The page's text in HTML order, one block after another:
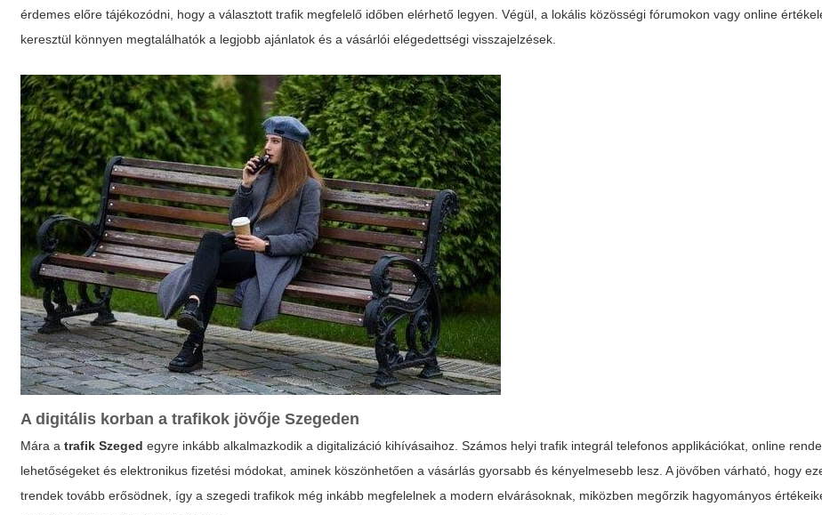
érdemes előre tájékozódni, hogy a választott trafik megfelelő időben elérhető legyen. Végül, a lokális közösségi fórumokon vagy online
keresztül könnyen megtalálhatók a legjobb ajánlatok és a vásárlói elégedettségi visszajelzések.
A digitális korban a trafikok jövője Szegeden
Mára atrafik Szeged egyre inkább alkalmazkodik a digitalizáció kihívásaihoz. Számos helyi trafik integrál telefonos applikációkat, online
lehetőségeket és elektronikus fizetési módokat, aminek köszönhetően a vásárlás gyorsabb és kényelmesebb lesz. A jövőben várható, hogy
trendek tovább erősödnek, így a szegedi trafikok még inkább megfelelnek a modern elvárásoknak, miközben megőrzik hagyományos